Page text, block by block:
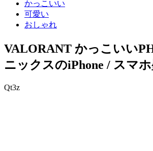
かっこいい
可愛い
おしゃれ
VALORANT かっこいい
ニックスのiPhone / スマ
Qt3z